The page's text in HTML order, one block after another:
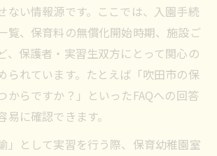
ない情報源です。ここでは、入園手続
覧、保育料の無償化開始時期、施設ご
、保護者・実習生双方にとって関心の
られています。たとえば「吹田市の保
からですか？」といったFAQへの回答
に確認できます。
」として実習を行う際、保育幼稚園室